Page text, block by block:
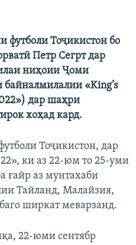
футболи Тоҷикистон бо
ӣ Петр Сегрт дар
ниҳоии Ҷоми
байналмилалии «King’s
») дар шаҳри
хоҳад кард.
Тоҷикистон, дар
ки аз 22-юм то 25-уми
ғайр аз мунтахаби
Тайланд, Малайзия,
ширкат меварзанд.
22-юми сентябр